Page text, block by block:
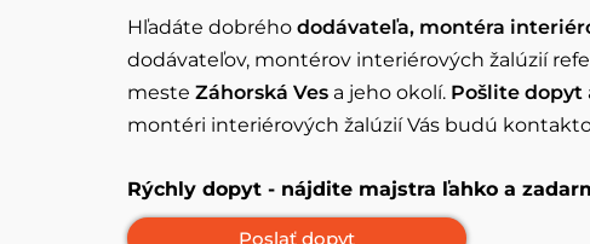
Hľadáte dobréhododávateľa, montéra
dodávateľov, montérov interiérových ​​žalúzií
mesteZáhorská Ves a jeho okolí. Pošlite dopyt
montéri interiérových ​​žalúzií Vás budú
Rýchly dopyt - nájdite majstra ľahko a